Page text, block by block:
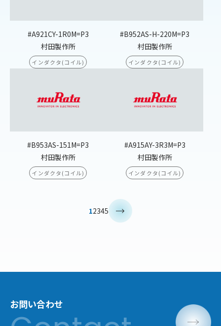
#A921CY-1R0M=P3
村田製作所
インダクタ(コイル)
#B952AS-H-220M=P3
村田製作所
インダクタ(コイル)
#B953AS-151M=P3
村田製作所
インダクタ(コイル)
#A915AY-3R3M=P3
村田製作所
インダクタ(コイル)
12345
お問い合わせ